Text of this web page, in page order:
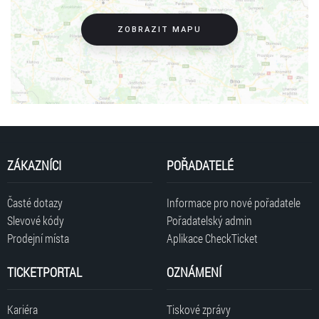
ZOBRAZIT MAPU
ZÁKAZNÍCI
Časté dotazy
Slevové kódy
Prodejní místa
POŘADATELÉ
Informace pro nové pořadatele
Pořadatelský admin
Aplikace CheckTicket
TICKETPORTAL
Kariéra
OZNÁMENÍ
Tiskové zprávy